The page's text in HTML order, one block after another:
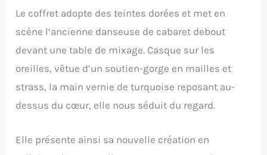
Le coffret adopte des teintes dorées et met en
scène l’ancienne danseuse de cabaret debout
devant une table de mixage. Casque sur les
oreilles, vêtue d’un soutien-gorge en mailles et
strass, la main vernie de turquoise reposant au-
dessus du cœur, elle nous séduit du regard.
Elle présente ainsi sa nouvelle création en